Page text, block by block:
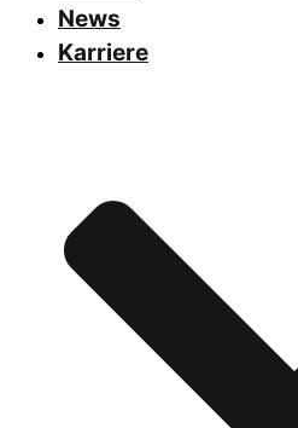
News
Karriere